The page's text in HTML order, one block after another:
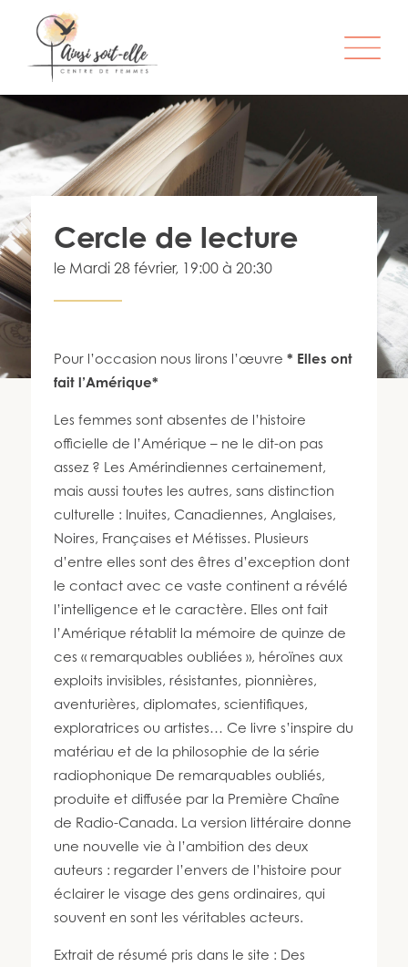
L’ORGANISME
SERVICES
ATELIERS & ACTIVITÉS
ÊTRE MEMBRE
S’IMPLIQUER
Cercle de lecture
le Mardi 28 février, 19:00 à 20:30
Pour l’occasion nous lirons l’œuvre * Elles ont
fait l’Amérique*
Les femmes sont absentes de l’histoire
officielle de l’Amérique – ne le dit-on pas
assez ? Les Amérindiennes certainement,
mais aussi toutes les autres, sans distinction
culturelle : Inuites, Canadiennes, Anglaises,
Noires, Françaises et Métisses. Plusieurs
d’entre elles sont des êtres d’exception dont
le contact avec ce vaste continent a révélé
l’intelligence et le caractère. Elles ont fait
l’Amérique rétablit la mémoire de quinze de
ces « remarquables oubliées », héroïnes aux
exploits invisibles, résistantes, pionnières,
aventurières, diplomates, scientifiques,
exploratrices ou artistes… Ce livre s’inspire du
matériau et de la philosophie de la série
radiophonique De remarquables oubliés,
produite et diffusée par la Première Chaîne
de Radio-Canada. La version littéraire donne
une nouvelle vie à l’ambition des deux
auteurs : regarder l’envers de l’histoire pour
éclairer le visage des gens ordinaires, qui
souvent en sont les véritables acteurs.
Extrait de résumé pris dans le site : Des